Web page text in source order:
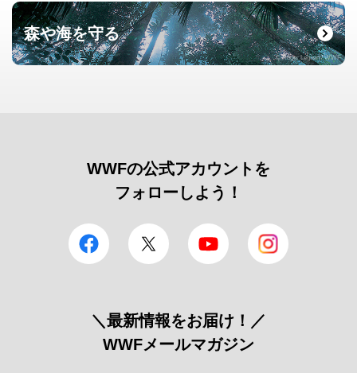
森や海を守る
© Roger Leguen / WWF
WWFの公式アカウントを
フォローしよう！
facebook Twitter YouTube
＼最新情報をお届け！／
WWFメールマガジン